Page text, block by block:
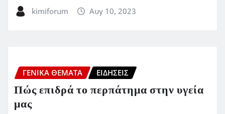
kimiforum Αυγ 10, 2023
ΓΕΝΙΚΑ ΘΕΜΑΤΑ ΕΙΔΗΣΕΙΣ
Πώς επιδρά το περπάτημα στην υγεία
μας